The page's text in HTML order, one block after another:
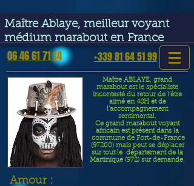
Maître Ablaye, meilleur voyant
médium marabout en France
06 46 61 71 14 +339 81 64 51 99
Maître ABLAYE, grand
marabout est le spécialiste
incontesté du retour de l’être
aimé en 48H et de
l’accompagnement
sentimental.
Ce grand marabout voyant
africain est présent dans la
commune de Fort-de-France
(97200) mais peut se déplacer
sur tout le département de la
Martinique (972) sur demande.
​Amour :